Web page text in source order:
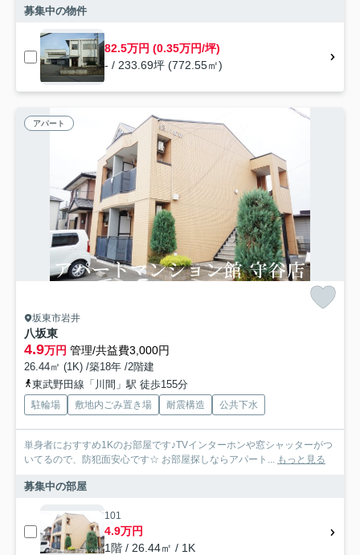
募集中の物件
82.5万円 (0.35万円/坪)
- / 233.69坪 (772.55㎡)
アパート
坂東市岩井
八坂東
4.9万円 管理/共益費3,000円
26.44㎡ (1K) /築18年 /2階建
東武野田線「川間」駅 徒歩155分
駐輪場 敷地内ごみ置き場 耐震構造 公共下水
単身者におすすめ1Kのお部屋です♪TVインターホンや窓シャッターがつ
いてるので、防犯面安心です☆ お部屋探しならアパート...
もっと見る
募集中の部屋
101
4.9万円
1階 / 26.44㎡ / 1K